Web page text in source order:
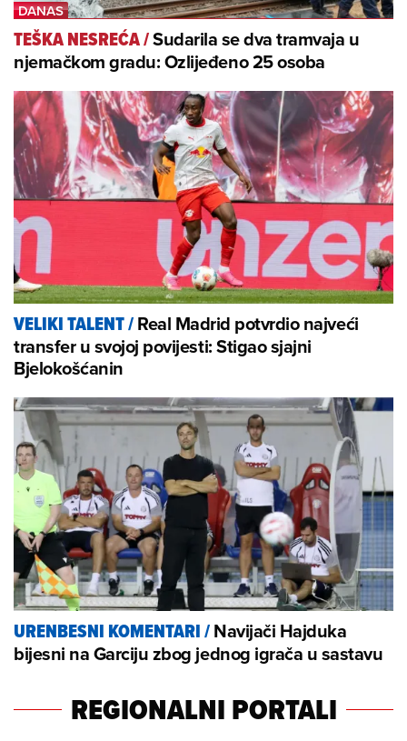
TEŠKA NESREĆA/Sudarila se dva tramvaja u
njemačkom gradu: Ozlijeđeno 25 osoba
VELIKI TALENT/Real Madrid potvrdio najveći
transfer u svojoj povijesti: Stigao sjajni
Bjelokošćanin
URENBESNI KOMENTARI/Navijači Hajduka
bijesni na Garciju zbog jednog igrača u sastavu
REGIONALNI PORTALI